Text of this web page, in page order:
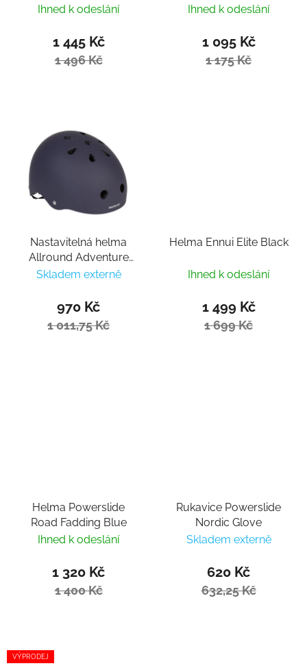
Ihned k odeslání
1 445 Kč
1 496 Kč
Ihned k odeslání
1 095 Kč
1 175 Kč
Nastavitelná helma
Allround Adventure
Awesome Violet
Skladem externě
970 Kč
1 011,75 Kč
Helma Ennui Elite Black
Ihned k odeslání
1 499 Kč
1 699 Kč
Helma Powerslide
Road Fadding Blue
Ihned k odeslání
1 320 Kč
1 400 Kč
Rukavice Powerslide
Nordic Glove
Skladem externě
620 Kč
632,25 Kč
VÝPRODEJ